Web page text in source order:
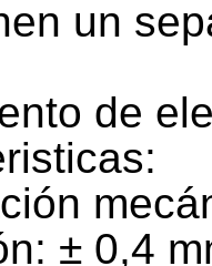
un
de
± 0,4